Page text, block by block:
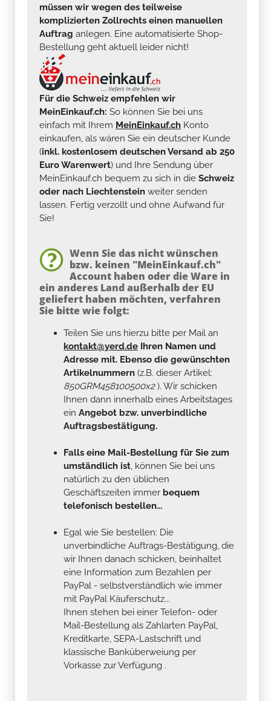
müssen wir wegen des teilweise
komplizierten Zollrechts einen manuellen
Auftrag anlegen. Eine automatisierte Shop-
Bestellung geht aktuell leider nicht!
Für die Schweiz empfehlen wir
MeinEinkauf.ch: So können Sie bei uns
einfach mit Ihrem MeinEinkauf.ch Konto
einkaufen, als wären Sie ein deutscher Kunde
(inkl. kostenlosem deutschen Versand ab 250
Euro Warenwert) und Ihre Sendung über
MeinEinkauf.ch bequem zu sich in die Schweiz
oder nach Liechtenstein weiter senden
lassen. Fertig verzollt und ohne Aufwand für
Sie!
Wenn Sie das nicht wünschen
bzw. keinen "MeinEinkauf.ch"
Account haben oder die Ware in
ein anderes Land außerhalb der EU
geliefert haben möchten, verfahren
Sie bitte wie folgt:
Teilen Sie uns hierzu bitte per Mail an
kontakt@yerd.de Ihren Namen und
Adresse mit. Ebenso die gewünschten
Artikelnummern (z.B. dieser Artikel:
850GRM458100500x2). Wir schicken
Ihnen dann innerhalb eines Arbeitstages
ein Angebot bzw. unverbindliche
Auftragsbestätigung.
Falls eine Mail-Bestellung für Sie zum
umständlich ist, können Sie bei uns
natürlich zu den üblichen
Geschäftszeiten immer bequem
telefonisch bestellen...
Egal wie Sie bestellen: Die
unverbindliche Auftrags-Bestätigung, die
wir Ihnen danach schicken, beinhaltet
eine Information zum Bezahlen per
PayPal - selbstverständlich wie immer
mit PayPal Käuferschutz...
Ihnen stehen bei einer Telefon- oder
Mail-Bestellung als Zahlarten PayPal,
Kreditkarte, SEPA-Lastschrift und
klassische Banküberweiung per
Vorkasse zur Verfügung .